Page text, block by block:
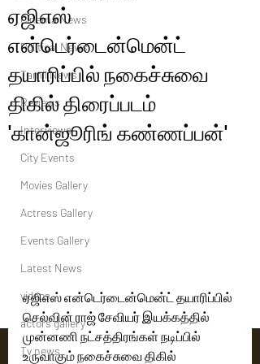
Cinema News
Political News
Tamil News
Reviews
Interviews
City Events
Movies Gallery
Actress Gallery
Events Gallery
Latest News
videos
actors gallery
Tv news
ஏஜிஎஸ்
என்டெர்டைன்மென்ட்
தயாரிப்பில் நகைச்சுவை
திகில் திரைப்படம்
'கான்ஜூரிங் கண்ணப்பன்'
ஏஜிஎஸ் என்டெர்டைன்மென்ட் தயாரிப்பில்
செல்வின் ராஜ் சேவியர் இயக்கத்தில்
முன்னணி நட்சத்திரங்கள் நடிப்பில்
உருவாகும் நகைச்சுவை திகில்